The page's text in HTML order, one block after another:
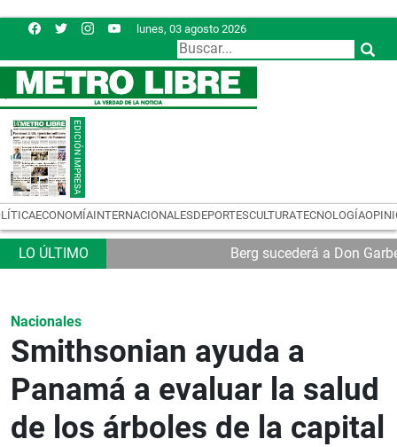
lunes, 03 agosto 2026
ECONOMÍAINTERNACIONALESDEPORTESCULTURATECNOLOGÍA
Berg sucederá a Don
Nacionales
Smithsonian ayuda a
Panamá a evaluar la salud
de los árboles de la capital